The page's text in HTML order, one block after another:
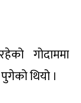
गोदाममा
थियो ।